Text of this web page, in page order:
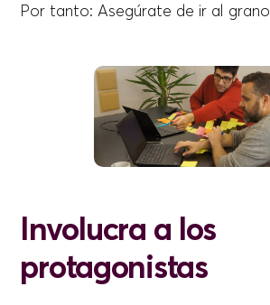
Por tanto: Asegúrate de ir al
Involucra a los
protagonistas